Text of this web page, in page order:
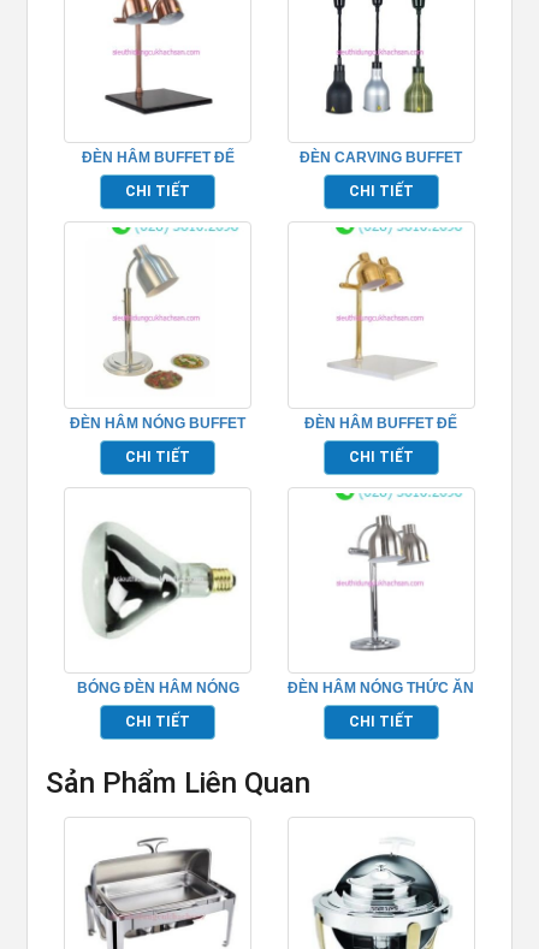
ĐÈN HÂM BUFFET ĐẾ
VUÔNG ĐEN MÀU ĐỎ
ĐỒNG – TPD108
CHI TIẾT
ĐÈN CARVING BUFFET
TPD067
CHI TIẾT
ĐÈN HÂM NÓNG BUFFET
ĐƠN MÀU BẠC – TPD093
CHI TIẾT
ĐÈN HÂM BUFFET ĐẾ
VUÔNG TRẮNG MÀU
VÀNG – TPD110
CHI TIẾT
BÓNG ĐÈN HÂM NÓNG
THỨC ĂN – TP697111
CHI TIẾT
ĐÈN HÂM NÓNG THỨC ĂN
BUFFET ĐÔI MÀU BẠC –
TPD098
CHI TIẾT
Sản Phẩm Liên Quan